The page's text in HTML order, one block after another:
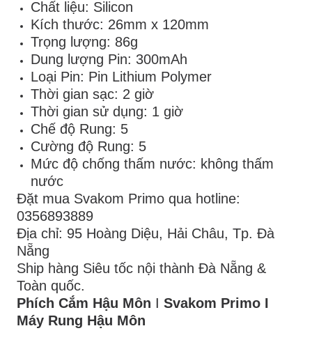
Chất liệu: Silicon
Kích thước: 26mm x 120mm
Trọng lượng: 86g
Dung lượng Pin: 300mAh
Loại Pin: Pin Lithium Polymer
Thời gian sạc: 2 giờ
Thời gian sử dụng: 1 giờ
Chế độ Rung: 5
Cường độ Rung: 5
Mức độ chống thấm nước: không thấm
nước
Đặt mua Svakom Primo qua hotline:
0356893889
Địa chỉ: 95 Hoàng Diệu, Hải Châu, Tp. Đà
Nẵng
Ship hàng Siêu tốc nội thành Đà Nẵng &
Toàn quốc.
Phích Cắm Hậu Môn I Svakom Primo I
Máy Rung Hậu Môn